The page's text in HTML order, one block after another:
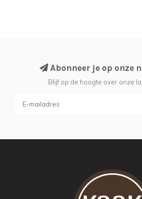
Abonneer je op onze
Blijf op de hoogte over onze